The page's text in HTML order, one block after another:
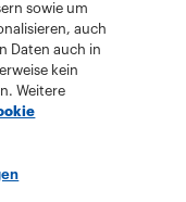
sowie um
auch
Daten auch in
kein
Weitere